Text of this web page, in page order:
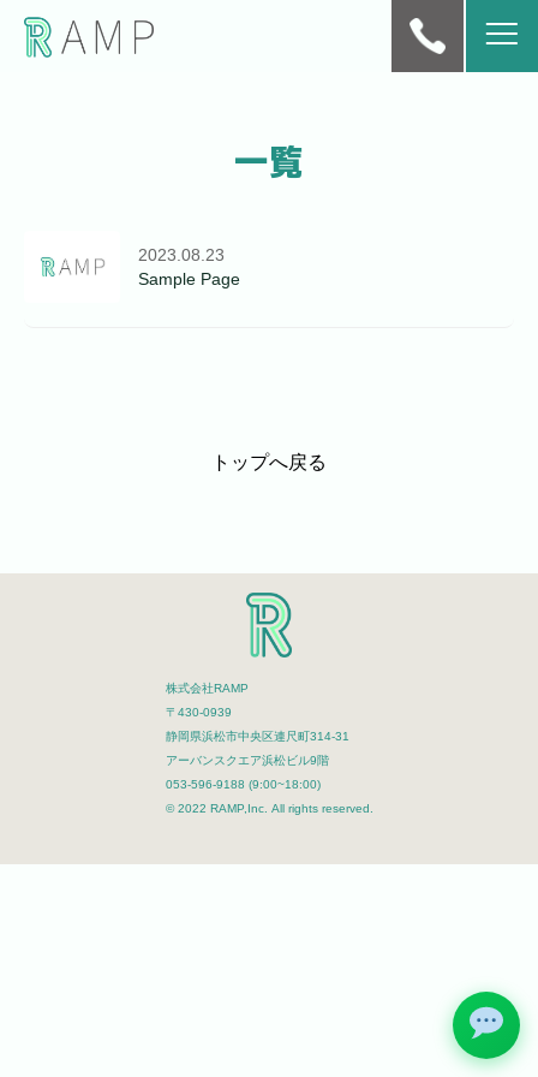
一覧
2023.08.23
Sample Page
トップへ戻る
株式会社RAMP
〒430-0939
静岡県浜松市中央区連尺町314-31
アーバンスクエア浜松ビル9階
053-596-9188 (9:00~18:00)
© 2022 RAMP,Inc. All rights reserved.